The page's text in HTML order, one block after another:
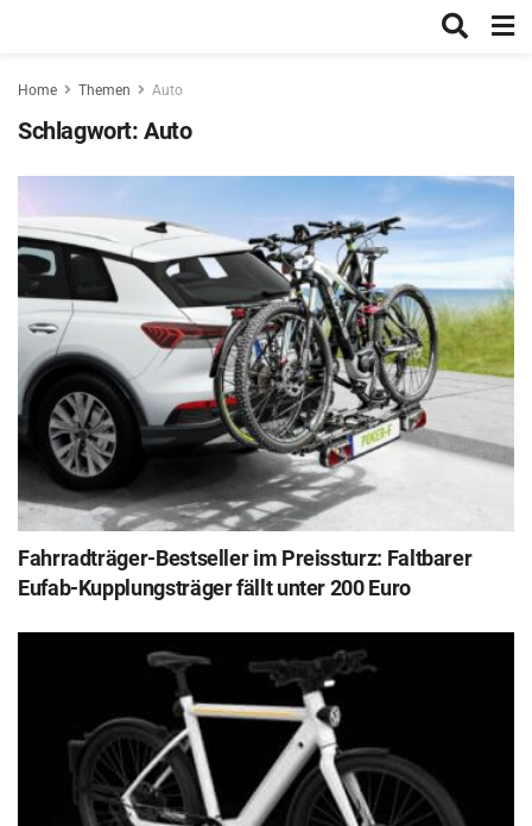
Home Themen Auto
Schlagwort:Auto
Fahrradträger-Bestseller im Preissturz: Faltbarer
Eufab-Kupplungsträger fällt unter 200 Euro